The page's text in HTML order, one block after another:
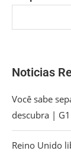
Noticias
Você sabe
descubra | G1
Reino Unido